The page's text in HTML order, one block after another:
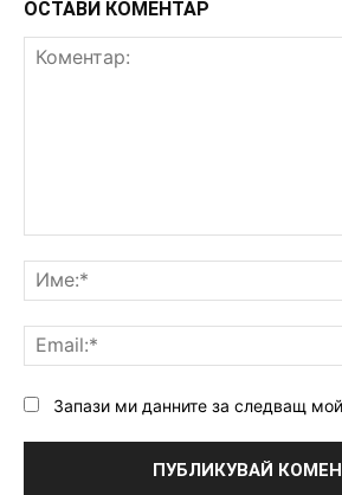
ОСТАВИ КОМЕНТАР
Запази ми данните за следващ